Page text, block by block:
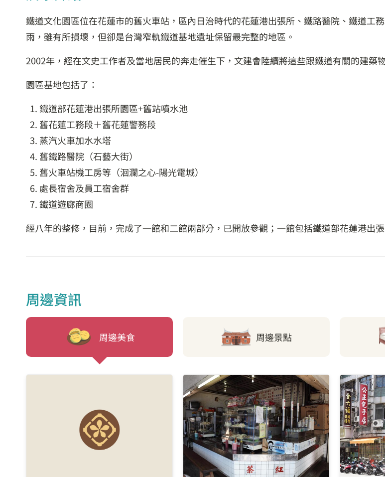
鐵道文化園區位在花蓮市的舊火車站，區內日治時代的花蓮港出張所、鐵路醫院、鐵道工
雨，雖有所損壞，但卻是台灣窄軌鐵道基地遺址保留最完整的地區。
2002年，經在文史工作者及當地居民的奔走催生下，文建會陸續將這些跟鐵道有關的建築
園區基地包括了：
鐵道部花蓮港出張所園區+舊站噴水池
舊花蓮工務段＋舊花蓮警務段
蒸汽火車加水水塔
舊鐵路醫院（石藝大街）
舊火車站機工房等（洄瀾之心-陽光電城）
處長宿舍及員工宿舍群
鐵道遊廊商圈
經八年的整修，目前，完成了一館和二館兩部分，已開放參觀；一館包括鐵道部花蓮港出
周邊資訊
周邊美食 周邊景點